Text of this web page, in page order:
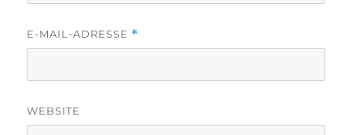
E-MAIL-ADRESSE *
WEBSITE